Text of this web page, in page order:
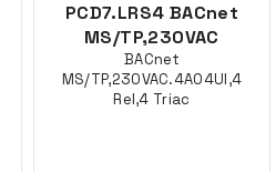
PCD7.LRS4 BACnet
MS/TP,230VAC
BACnet
MS/TP,230VAC.4AO4UI,4
Rel,4 Triac